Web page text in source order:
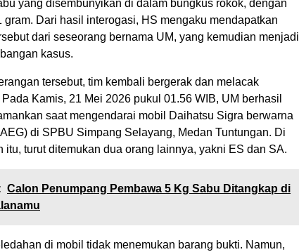
yang disembunyikan di dalam bungkus rokok, dengan
gram. Dari hasil interogasi, HS mengaku mendapatkan
dari seseorang bernama UM, yang kemudian menjadi
kasus.
tersebut, tim kembali bergerak dan melacak
Kamis, 21 Mei 2026 pukul 01.56 WIB, UM berhasil
saat mengendarai mobil Daihatsu Sigra berwarna
di SPBU Simpang Selayang, Medan Tuntungan. Di
itu, turut ditemukan dua orang lainnya, yakni ES dan SA.
Calon Penumpang Pembawa 5 Kg Sabu Ditangkap di
di mobil tidak menemukan barang bukti. Namun,